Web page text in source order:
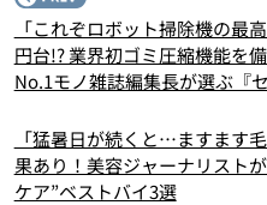
「これぞロボット掃除機の最
円台!? 業界初ゴミ圧縮機能を
No.1モノ雑誌編集長が選ぶ『
「猛暑日が続くと…ますます
果あり！美容ジャーナリスト
ケア”ベストバイ3選